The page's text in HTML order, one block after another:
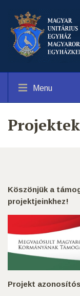
Menu
Projektek
Köszönjük a
projektjeinkhez!
Projekt